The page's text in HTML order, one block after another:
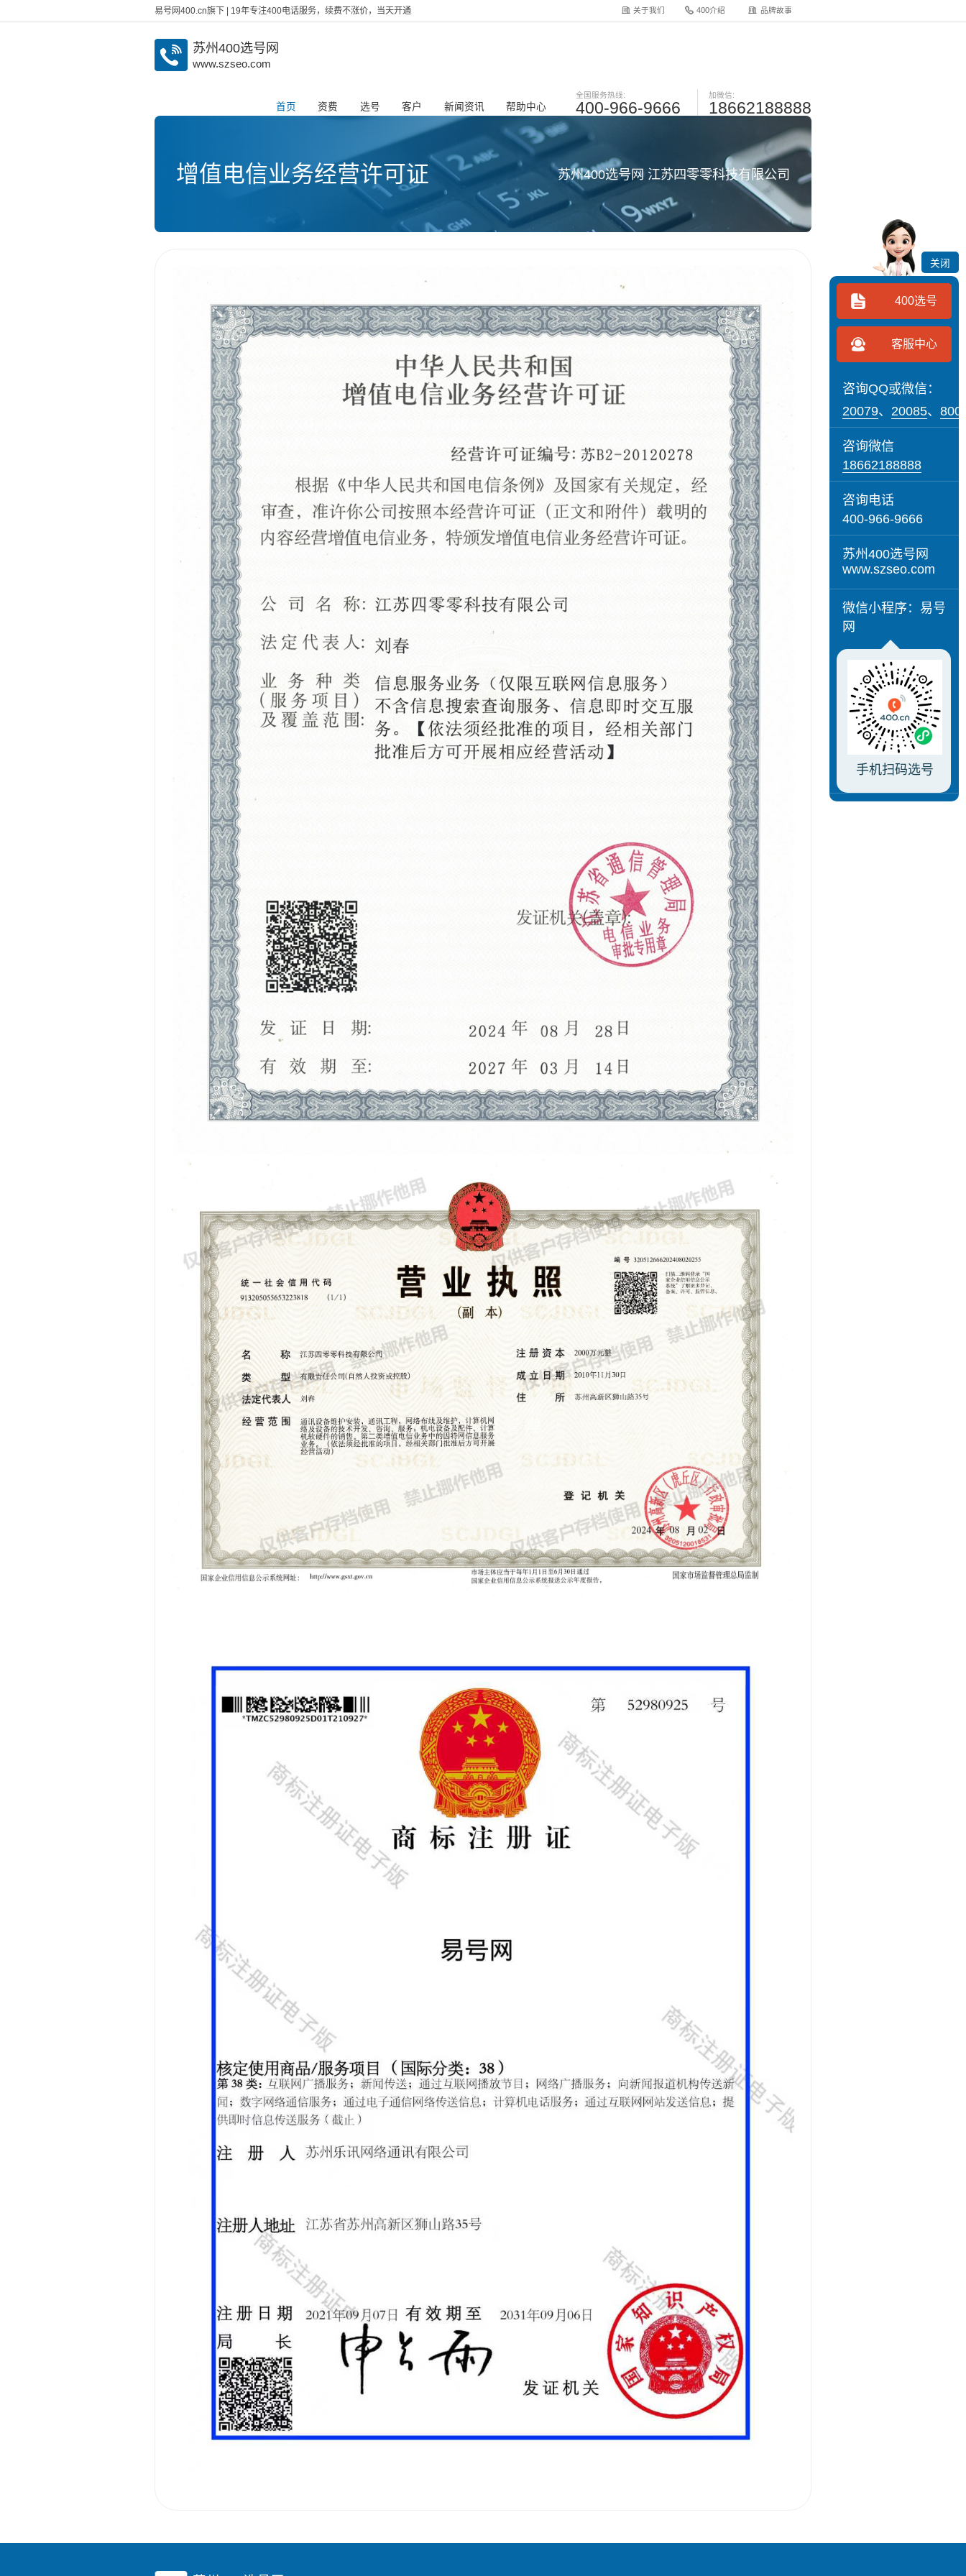
易号网400.cn旗下 | 19年专注400电话服务，续费不涨价，当天开通 关于我们 400介绍 品牌故事
苏州400选号网
www.szseo.com
首页 资费 选号 客户 新闻资讯 帮助中心
全国服务热线:
400-966-9666
加微信:
18662188888
增值电信业务经营许可证 苏州400选号网 江苏四零零科技有限公司
关闭
400选号
客服中心
咨询QQ或微信：
20079、 20085、
咨询微信
18662188888
咨询电话
400-966-9666
苏州400选号网
www.szseo.com
微信小程序：易号
网
手机扫码选号